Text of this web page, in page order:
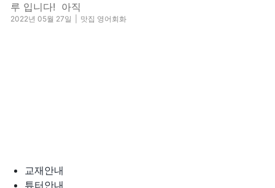
루 입니다! ​​ 아직
2022년 05월 27일 맛집 영어회화
교재안내
튜터안내